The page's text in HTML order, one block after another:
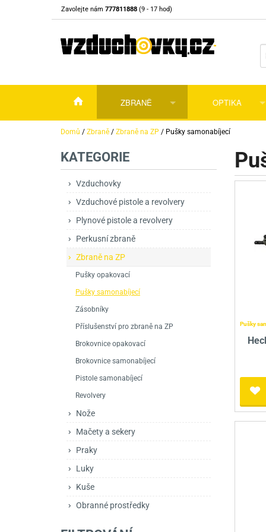
Zavolejte nám 777811888 (9 - 17 hod)
ZBRANĚ
Vzduchovky Vzduchovky na CO2
Příslušenství pro
Vzduchovky PCP
Vzduchové pistole a revolveryPříslušenství
CO2 pistole
Plynové pistole a revolvery
Perkusní zbraně
Zbraně na ZP
Pušky
Brokovnice
Brokovnice
Nože s pevnou
Příslušenství pro
Mačety a sekery
Praky
Luky
Kuše
OPTIKA
Puškohledy
Dalekohledy a
Kolimátory, lasery
Domů / Zbraně / Zbraně na ZP / Pušky samonabíjecí
KATEGORIE
Vzduchovky
Vzduchové pistole a revolvery
Plynové pistole a revolvery
Perkusní zbraně
Zbraně na ZP
Pušky opakovací
Pušky samonabíjecí
Zásobníky
Příslušenství pro zbraně na ZP
Brokovnice opakovací
Brokovnice samonabíjecí
Pistole samonabíjecí
Revolvery
Nože
Mačety a sekery
Praky
Luky
Kuše
Obranné prostředky
Pušky